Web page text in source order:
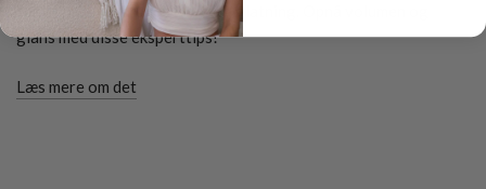
føntørring med rundbørste og glatning. Opnå volumen og
glans med disse eksperttips!
Læs mere om det